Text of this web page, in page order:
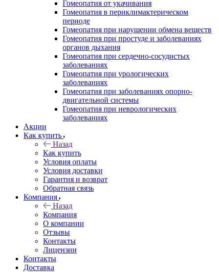
Гомеопатия от укачивания
Гомеопатия в периклимактерическом
периоде
Гомеопатия при нарушении обмена веществ
Гомеопатия при простуде и заболеваниях
органов дыхания
Гомеопатия при сердечно-сосудистых
заболеваниях
Гомеопатия при урологических
заболеваниях
Гомеопатия при заболеваниях опорно-
двигательной системы
Гомеопатия при неврологических
заболеваниях
Акции
Как купить
Назад
Как купить
Условия оплаты
Условия доставки
Гарантия и возврат
Обратная связь
Компания
Назад
Компания
О компании
Отзывы
Контакты
Лицензии
Контакты
Доставка